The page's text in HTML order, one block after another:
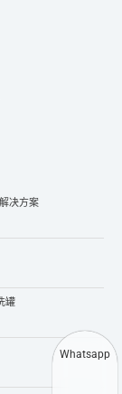
决方案
罐
Whatsapp